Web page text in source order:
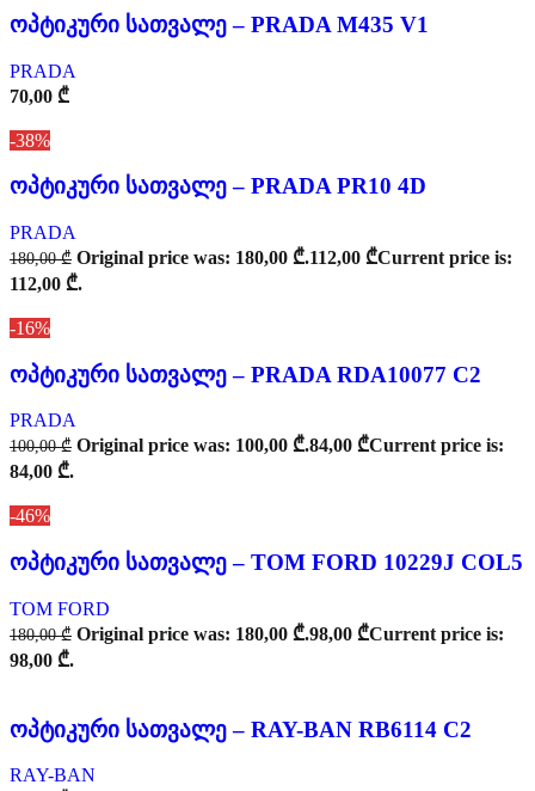
ოპტიკური სათვალე – PRADA M435 V1
PRADA
70,00 ₾
-38%
ოპტიკური სათვალე – PRADA PR10 4D
PRADA
180,00₾ Original price was: 180,00 ₾.112,00 ₾Current price is:
112,00 ₾.
-16%
ოპტიკური სათვალე – PRADA RDA10077 C2
PRADA
100,00₾ Original price was: 100,00 ₾.84,00 ₾Current price is:
84,00 ₾.
-46%
ოპტიკური სათვალე – TOM FORD 10229J COL5
TOM FORD
180,00₾ Original price was: 180,00 ₾.98,00 ₾Current price is:
98,00 ₾.
ოპტიკური სათვალე – RAY-BAN RB6114 C2
RAY-BAN